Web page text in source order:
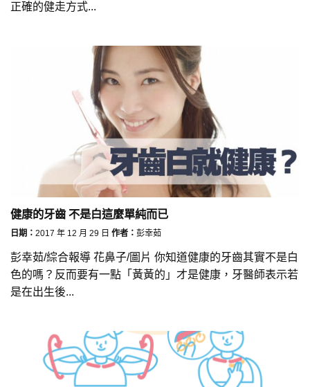
正確的健走方式...
健康的牙齒 不是白這麼單純而已
日期： 2017 年 12 月 29 日 作者： 彭幸茹
彭幸茹/綜合報導 花鼻子/圖片 你知道健康的牙齒其實不是白
色的嗎？反而要有一點「黃黃的」才是健康，牙醫師表示若
是在出生後...